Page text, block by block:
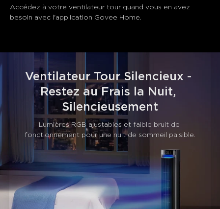
Accédez à votre ventilateur tour quand vous en avez
besoin avec l'application Govee Home.
Ventilateur Tour Silencieux -
Restez au Frais la Nuit,
Silencieusement
Lumières RGB ajustables et faible bruit de
fonctionnement pour une nuit de sommeil paisible.